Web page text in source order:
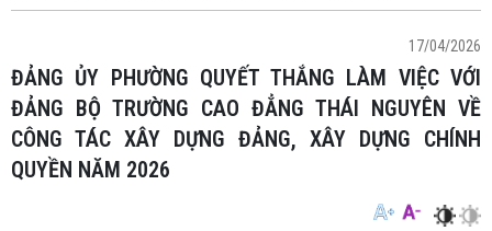
17/04/2026
ĐẢNG ỦY PHƯỜNG QUYẾT THẮNG LÀM VIỆC VỚI
ĐẢNG BỘ TRƯỜNG CAO ĐẲNG THÁI NGUYÊN VỀ
CÔNG TÁC XÂY DỰNG ĐẢNG, XÂY DỰNG CHÍNH
QUYỀN NĂM 2026